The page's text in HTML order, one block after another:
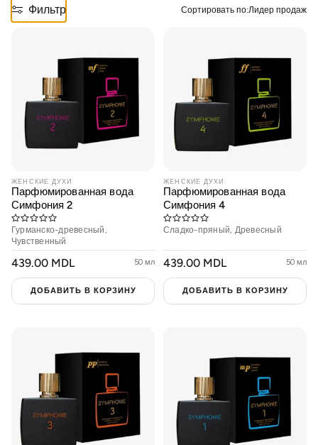
Cosmeplant
Для мужчин
Солнцезащитный крем
Рутины ухода
Situationship
Наборы
Фильтр Сортировать по:Лидер продаж
ЖЕНСКИЕ ДУХИ
Парфюмированная вода
Симфония 2
Гурманско-древесный,
Чувственный
ОБЫЧНАЯ
439.00 MDL 50 мл
ДОБАВИТЬ В КОРЗИНУ
ЖЕНСКИЕ ДУХИ
Парфюмированная вода
Симфония 4
Сладко-пряный, Древесный
ОБЫЧНАЯ
439.00 MDL 50 мл
ДОБАВИТЬ В КОРЗИНУ